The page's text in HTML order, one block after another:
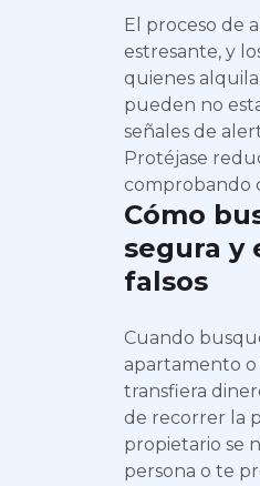
El proceso de
estresante, y
quienes
pueden no
señales de
Protéjase
comprobando
Cómo
segura y
falsos
Cuando
apartamento o
transfiera
de recorrer la
propietario se
persona o te